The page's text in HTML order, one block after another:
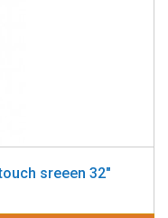
sreeen 32"